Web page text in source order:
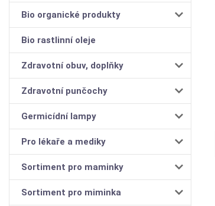
Bio organické produkty
Bio rastlinní oleje
Zdravotní obuv, doplňky
Zdravotní punčochy
Germicídní lampy
Pro lékaře a mediky
Sortiment pro maminky
Sortiment pro miminka